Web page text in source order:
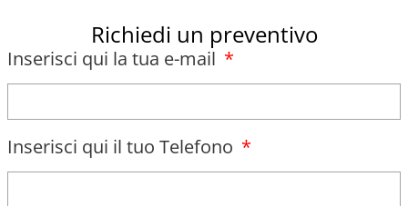
Richiedi un preventivo
Inserisci qui la tua e-mail
Inserisci qui il tuo Telefono